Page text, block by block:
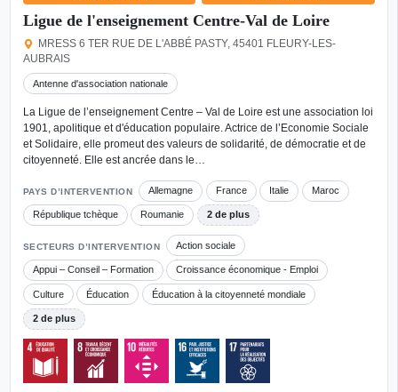
Ligue de l'enseignement Centre-Val de Loire
MRESS 6 TER RUE DE L'ABBÉ PASTY, 45401 FLEURY-LES-
AUBRAIS
Antenne d'association nationale
La Ligue de l’enseignement Centre – Val de Loire est une association loi
1901, apolitique et d'éducation populaire. Actrice de l’Economie Sociale
et Solidaire, elle promeut des valeurs de solidarité, de démocratie et de
citoyenneté. Elle est ancrée dans le…
PAYS D’INTERVENTION Allemagne France Italie Maroc
République tchèque Roumanie 2 de plus
SECTEURS D’INTERVENTION Action sociale
Appui – Conseil – Formation Croissance économique - Emploi
Culture Éducation Éducation à la citoyenneté mondiale
2 de plus